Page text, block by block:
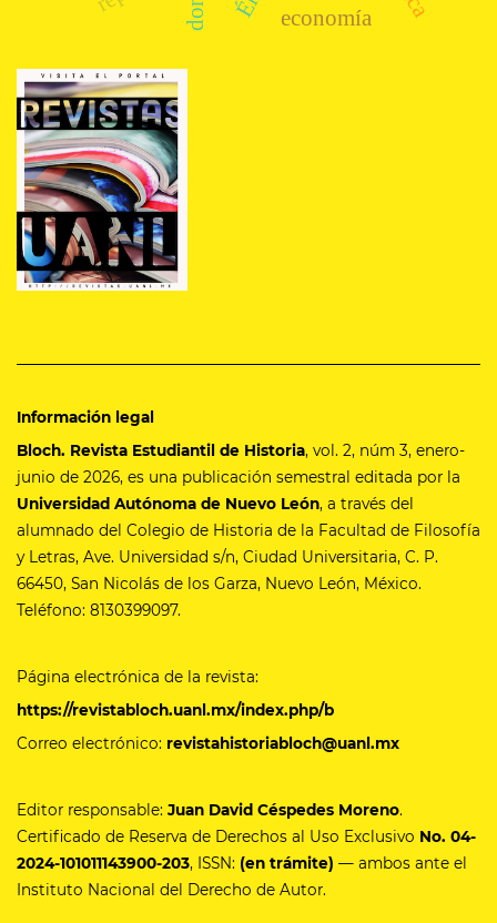
economía
Información legal
Bloch. Revista Estudiantil de Historia, vol. 2, núm 3, enero-
junio de 2026, es una publicación semestral editada por la
Universidad Autónoma de Nuevo León, a través del
alumnado del Colegio de Historia de la Facultad de Filosofía
y Letras, Ave. Universidad s/n, Ciudad Universitaria, C. P.
66450, San Nicolás de los Garza, Nuevo León, México.
Teléfono: 8130399097.
Página electrónica de la revista:
https://revistabloch.uanl.mx/index.php/b
Correo electrónico: revistahistoriabloch@uanl.mx
Editor responsable: Juan David Céspedes Moreno.
Certificado de Reserva de Derechos al Uso Exclusivo No. 04-
2024-101011143900-203, ISSN: (en trámite) — ambos ante el
Instituto Nacional del Derecho de Autor.